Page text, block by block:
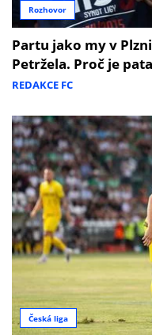
Rozhovor
Partu jako my v
Petržela. Proč je
REDAKCE FC
Česká liga